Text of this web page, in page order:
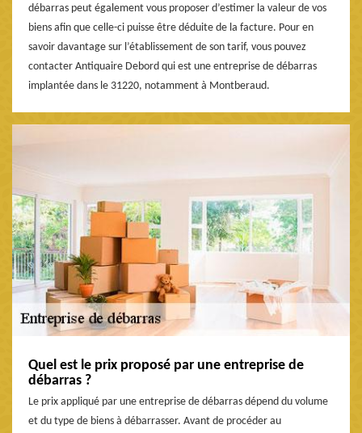
débarras peut également vous proposer d’estimer la valeur de vos
biens afin que celle-ci puisse être déduite de la facture. Pour en
savoir davantage sur l’établissement de son tarif, vous pouvez
contacter Antiquaire Debord qui est une entreprise de débarras
implantée dans le 31220, notamment à Montberaud.
Quel est le prix proposé par une entreprise de
débarras ?
Le prix appliqué par une entreprise de débarras dépend du volume
et du type de biens à débarrasser. Avant de procéder au